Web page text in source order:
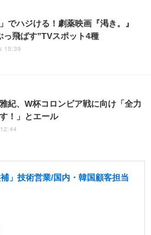
でハジける！劇薬映画『渇き。』
飛ばす”TVスポット4種
15:39
雅紀、W杯コロンビア戦に向け「全力
！」とエール
」技術営業/国内・韓国顧客担当